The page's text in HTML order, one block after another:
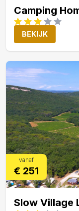
Camping
BEKIJK
vanaf
€ 251
Slow Village